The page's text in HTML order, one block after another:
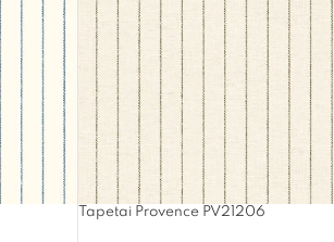
Tapetai Provence PV21206